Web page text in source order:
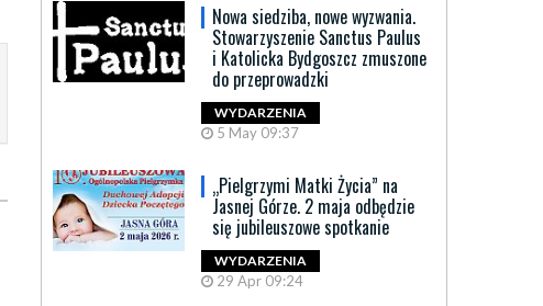
Nowa siedziba, nowe wyzwania.
Stowarzyszenie Sanctus Paulus
i Katolicka Bydgoszcz zmuszone
do przeprowadzki
WYDARZENIA
5 May 09:37
„Pielgrzymi Matki Życia” na
Jasnej Górze. 2 maja odbędzie
się jubileuszowe spotkanie
WYDARZENIA
29 Apr 09:24